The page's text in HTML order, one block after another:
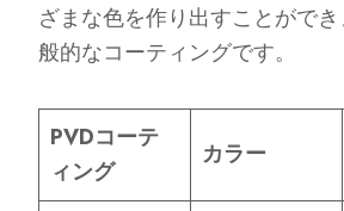
ざまな色を作り出すことがで
般的なコーティングです。
PVDコーテ
ィング
カラー